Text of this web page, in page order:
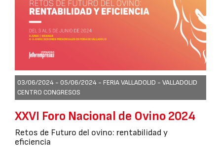
03/06/2024 - 05/06/2024 - FERIA VALLADOLID - VALLADOLID
CENTRO CONGRESOS
XXVI Foro Nacional de Ovino 2024
Retos de Futuro del ovino: rentabilidad y
eficiencia